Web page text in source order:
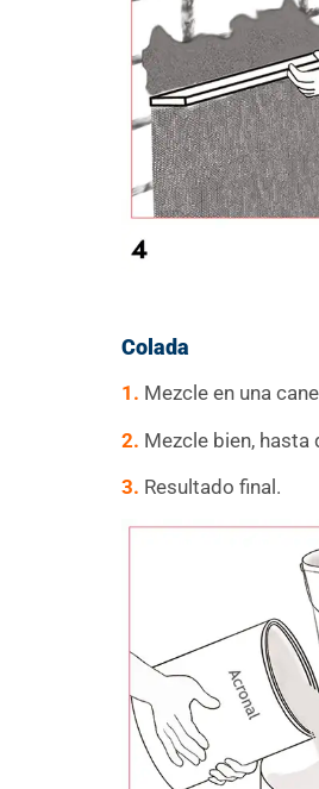
Colada
1. Mezcle en una
2. Mezcle bien,
3. Resultado final.